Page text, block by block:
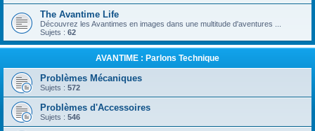
The Avantime Life
Découvrez les Avantimes en images dans une multitude d'aventures ...
Sujets : 62
AVANTIME : Parlons Technique
Problèmes Mécaniques
Sujets : 572
Problèmes d'Accessoires
Sujets : 546